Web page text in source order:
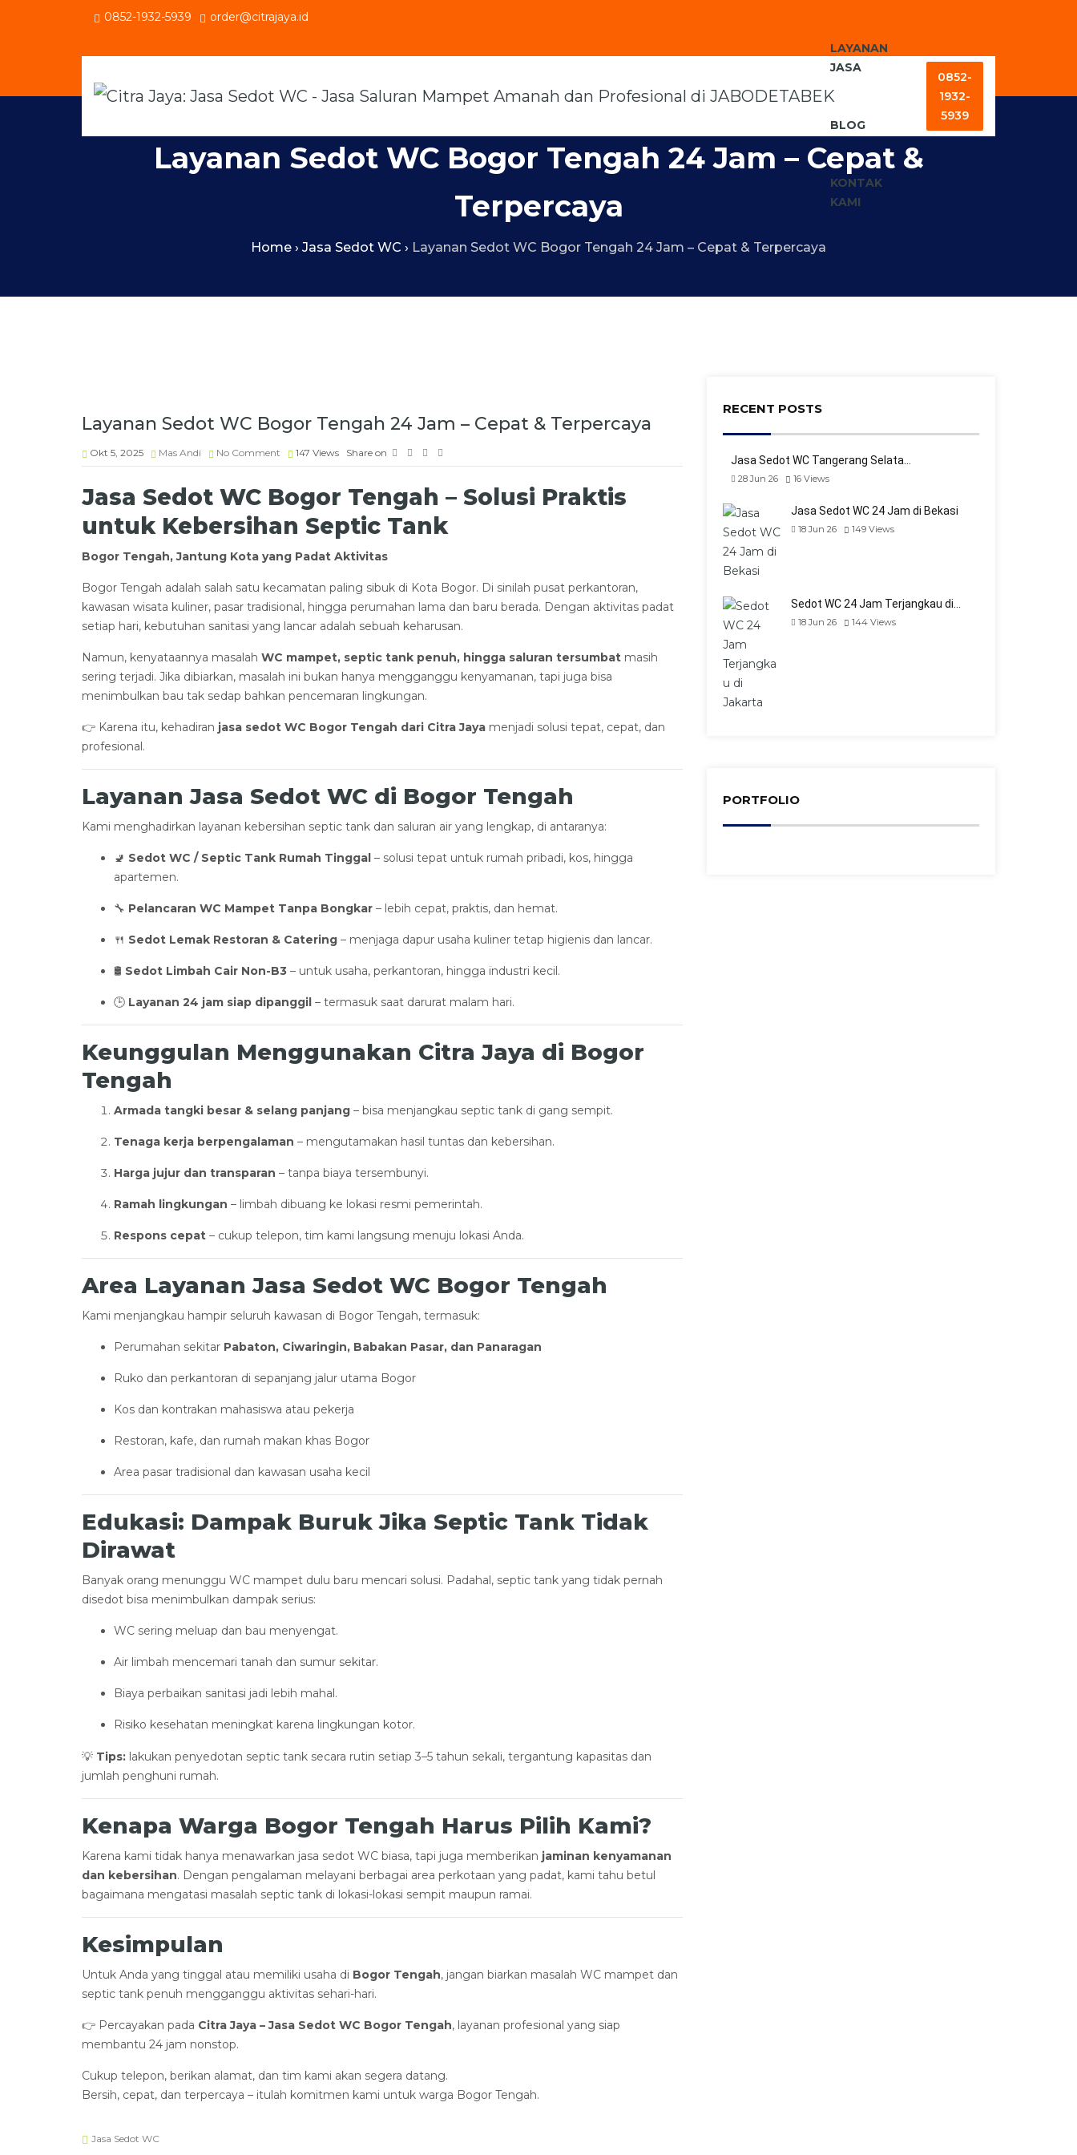
0852-1932-5939 order@citrajaya.id
LAYANAN
JASA
BLOG
KONTAK
KAMI
0852-
1932-
5939
Layanan Sedot WC Bogor Tengah 24 Jam – Cepat &
Terpercaya
Home › Jasa Sedot WC › Layanan Sedot WC Bogor Tengah 24 Jam – Cepat & Terpercaya
Layanan Sedot WC Bogor Tengah 24 Jam – Cepat & Terpercaya
Okt 5, 2025 Mas Andi No Comment 147 Views Share on
Jasa Sedot WC Bogor Tengah – Solusi Praktis
untuk Kebersihan Septic Tank
Bogor Tengah, Jantung Kota yang Padat Aktivitas
Bogor Tengah adalah salah satu kecamatan paling sibuk di Kota Bogor. Di sinilah pusat perkantoran,
kawasan wisata kuliner, pasar tradisional, hingga perumahan lama dan baru berada. Dengan aktivitas padat
setiap hari, kebutuhan sanitasi yang lancar adalah sebuah keharusan.
Namun, kenyataannya masalah WC mampet, septic tank penuh, hingga saluran tersumbat masih
sering terjadi. Jika dibiarkan, masalah ini bukan hanya mengganggu kenyamanan, tapi juga bisa
menimbulkan bau tak sedap bahkan pencemaran lingkungan.
👉 Karena itu, kehadiran jasa sedot WC Bogor Tengah dari Citra Jaya menjadi solusi tepat, cepat, dan
profesional.
Layanan Jasa Sedot WC di Bogor Tengah
Kami menghadirkan layanan kebersihan septic tank dan saluran air yang lengkap, di antaranya:
🚽 Sedot WC / Septic Tank Rumah Tinggal – solusi tepat untuk rumah pribadi, kos, hingga
apartemen.
🔧 Pelancaran WC Mampet Tanpa Bongkar – lebih cepat, praktis, dan hemat.
🍴 Sedot Lemak Restoran & Catering – menjaga dapur usaha kuliner tetap higienis dan lancar.
🛢️ Sedot Limbah Cair Non-B3 – untuk usaha, perkantoran, hingga industri kecil.
🕒 Layanan 24 jam siap dipanggil – termasuk saat darurat malam hari.
Keunggulan Menggunakan Citra Jaya di Bogor
Tengah
Armada tangki besar & selang panjang – bisa menjangkau septic tank di gang sempit.
Tenaga kerja berpengalaman – mengutamakan hasil tuntas dan kebersihan.
Harga jujur dan transparan – tanpa biaya tersembunyi.
Ramah lingkungan – limbah dibuang ke lokasi resmi pemerintah.
Respons cepat – cukup telepon, tim kami langsung menuju lokasi Anda.
Area Layanan Jasa Sedot WC Bogor Tengah
Kami menjangkau hampir seluruh kawasan di Bogor Tengah, termasuk:
Perumahan sekitar Pabaton, Ciwaringin, Babakan Pasar, dan Panaragan
Ruko dan perkantoran di sepanjang jalur utama Bogor
Kos dan kontrakan mahasiswa atau pekerja
Restoran, kafe, dan rumah makan khas Bogor
Area pasar tradisional dan kawasan usaha kecil
Edukasi: Dampak Buruk Jika Septic Tank Tidak
Dirawat
Banyak orang menunggu WC mampet dulu baru mencari solusi. Padahal, septic tank yang tidak pernah
disedot bisa menimbulkan dampak serius:
WC sering meluap dan bau menyengat.
Air limbah mencemari tanah dan sumur sekitar.
Biaya perbaikan sanitasi jadi lebih mahal.
Risiko kesehatan meningkat karena lingkungan kotor.
💡 Tips: lakukan penyedotan septic tank secara rutin setiap 3–5 tahun sekali, tergantung kapasitas dan
jumlah penghuni rumah.
Kenapa Warga Bogor Tengah Harus Pilih Kami?
Karena kami tidak hanya menawarkan jasa sedot WC biasa, tapi juga memberikan jaminan kenyamanan
dan kebersihan. Dengan pengalaman melayani berbagai area perkotaan yang padat, kami tahu betul
bagaimana mengatasi masalah septic tank di lokasi-lokasi sempit maupun ramai.
Kesimpulan
Untuk Anda yang tinggal atau memiliki usaha di Bogor Tengah, jangan biarkan masalah WC mampet dan
septic tank penuh mengganggu aktivitas sehari-hari.
👉 Percayakan pada Citra Jaya – Jasa Sedot WC Bogor Tengah, layanan profesional yang siap
membantu 24 jam nonstop.
Cukup telepon, berikan alamat, dan tim kami akan segera datang.
Bersih, cepat, dan terpercaya – itulah komitmen kami untuk warga Bogor Tengah.
Jasa Sedot WC
RECENT POSTS
Jasa Sedot WC Tangerang Selata…
28 Jun 26 16 Views
Jasa Sedot WC 24 Jam di Bekasi
18 Jun 26 149 Views
Sedot WC 24 Jam Terjangkau di…
18 Jun 26 144 Views
PORTFOLIO